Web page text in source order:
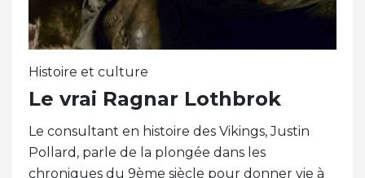
Histoire et culture
Le vrai Ragnar Lothbrok
Le consultant en histoire des Vikings, Justin
Pollard, parle de la plongée dans les
chroniques du 9ème siècle pour donner vie à